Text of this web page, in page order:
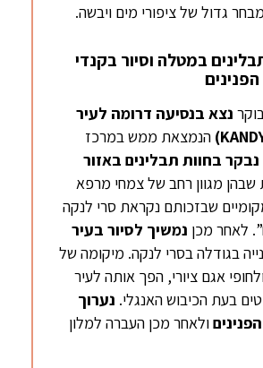
גדול של ציפורי מים ויבשה.
התבלינים במטלה וסיור בקנדי
הפנינים
נצא בנסיעה דרומה לעיר
) הנמצאת ממש במרכז
בחוות תבלינים באזור
שבהן מגוון רחב של צמחי מרפא
שבזכותם נקראת סרי לנקה
לאחר מכן נמשיך לסיור בעיר
בגודלה בסרי לנקה. מיקומה של
אגם ציורי, הפך אותה לעיר
בעת הכיבוש האנגלי. נערוך
ולאחר מכן העברה למלון